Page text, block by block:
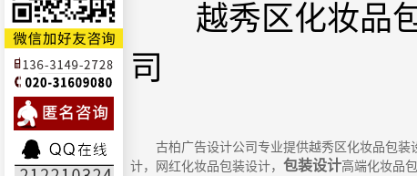
越秀区化妆品
司
古柏广告设计公司专业提供越秀区化妆品包
计，网红化妆品包装设计， 包装设计高端化妆品